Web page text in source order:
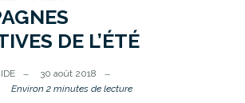
DE L’ÉTÉ
30 août 2018
Environ 2 minutes de lecture